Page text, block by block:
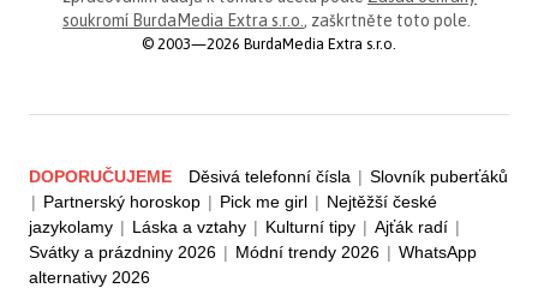
soukromí BurdaMedia Extra s.r.o. , zaškrtněte toto pole.
© 2003—2026 BurdaMedia Extra s.r.o.
DOPORUČUJEME Děsivá telefonní čísla | Slovník puberťáků
| Partnerský horoskop | Pick me girl | Nejtěžší české
jazykolamy | Láska a vztahy | Kulturní tipy | Ajťák radí |
Svátky a prázdniny 2026 | Módní trendy 2026 | WhatsApp
alternativy 2026